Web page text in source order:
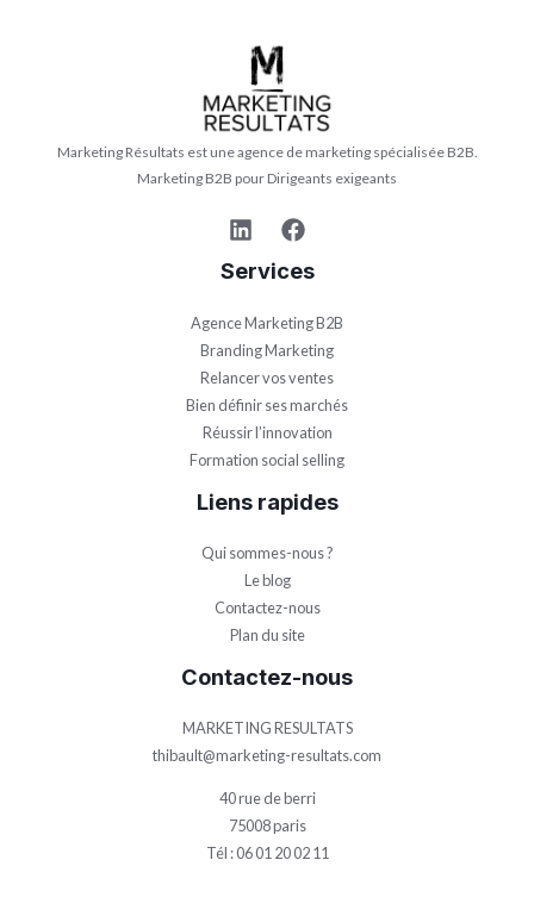
Marketing Résultats est une agence de marketing spécialisée B2B.
Marketing B2B pour Dirigeants exigeants
Services
Agence Marketing B2B
Branding Marketing
Relancer vos ventes
Bien définir ses marchés
Réussir l’innovation
Formation social selling
Liens rapides
Qui sommes-nous ?
Le blog
Contactez-nous
Plan du site
Contactez-nous
MARKETING RESULTATS
thibault@marketing-resultats.com
40 rue de berri
75008 paris
Tél : 06 01 20 02 11